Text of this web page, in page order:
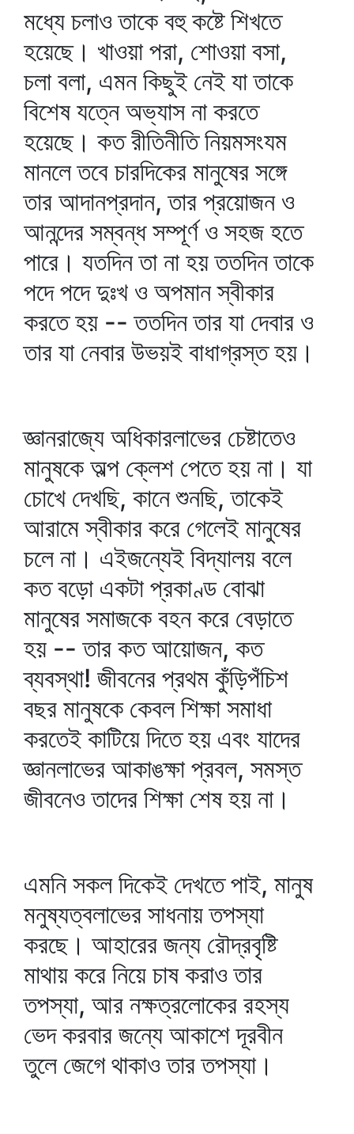
মধ্যে চলাও তাকে বহু কষ্টে শিখতে
হয়েছে। খাওয়া পরা, শোওয়া বসা,
চলা বলা, এমন কিছুই নেই যা তাকে
বিশেষ যত্নে অভ্যাস না করতে
হয়েছে। কত রীতিনীতি নিয়মসংযম
মানলে তবে চারদিকের মানুষের সঙ্গে
তার আদানপ্রদান, তার প্রয়োজন ও
আনন্দের সম্বন্ধ সম্পূর্ণ ও সহজ হতে
পারে। যতদিন তা না হয় ততদিন তাকে
পদে পদে দুঃখ ও অপমান স্বীকার
করতে হয় -- ততদিন তার যা দেবার ও
তার যা নেবার উভয়ই বাধাগ্রস্ত হয়।
জ্ঞানরাজ্যে অধিকারলাভের চেষ্টাতেও
মানুষকে অল্প ক্লেশ পেতে হয় না। যা
চোখে দেখছি, কানে শুনছি, তাকেই
আরামে স্বীকার করে গেলেই মানুষের
চলে না। এইজন্যেই বিদ্যালয় বলে
কত বড়ো একটা প্রকাণ্ড বোঝা
মানুষের সমাজকে বহন করে বেড়াতে
হয় -- তার কত আয়োজন, কত
ব্যবস্থা! জীবনের প্রথম কুঁড়িপঁচিশ
বছর মানুষকে কেবল শিক্ষা সমাধা
করতেই কাটিয়ে দিতে হয় এবং যাদের
জ্ঞানলাভের আকাঙক্ষা প্রবল, সমস্ত
জীবনেও তাদের শিক্ষা শেষ হয় না।
এমনি সকল দিকেই দেখতে পাই, মানুষ
মনুষ্যত্বলাভের সাধনায় তপস্যা
করছে। আহারের জন্য রৌদ্রবৃষ্টি
মাথায় করে নিয়ে চাষ করাও তার
তপস্যা, আর নক্ষত্রলোকের রহস্য
ভেদ করবার জন্যে আকাশে দূরবীন
তুলে জেগে থাকাও তার তপস্যা।